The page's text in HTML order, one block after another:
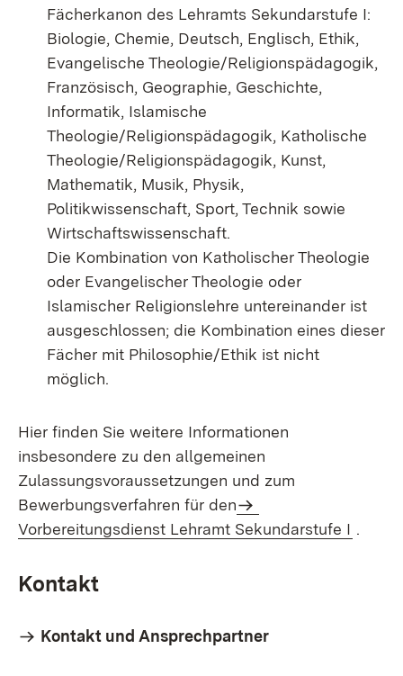
Fächerkanon des Lehramts Sekundarstufe I:
Biologie, Chemie, Deutsch, Englisch, Ethik,
Evangelische Theologie/Religionspädagogik,
Französisch, Geographie, Geschichte,
Informatik, Islamische
Theologie/Religionspädagogik, Katholische
Theologie/Religionspädagogik, Kunst,
Mathematik, Musik, Physik,
Politikwissenschaft, Sport, Technik sowie
Wirtschaftswissenschaft.
Die Kombination von Katholischer Theologie
oder Evangelischer Theologie oder
Islamischer Religionslehre untereinander ist
ausgeschlossen; die Kombination eines dieser
Fächer mit Philosophie/Ethik ist nicht
möglich.
Hier finden Sie weitere Informationen
insbesondere zu den allgemeinen
Zulassungsvoraussetzungen und zum
Bewerbungsverfahren für den
Vorbereitungsdienst Lehramt Sekundarstufe I .
Kontakt
Kontakt und Ansprechpartner